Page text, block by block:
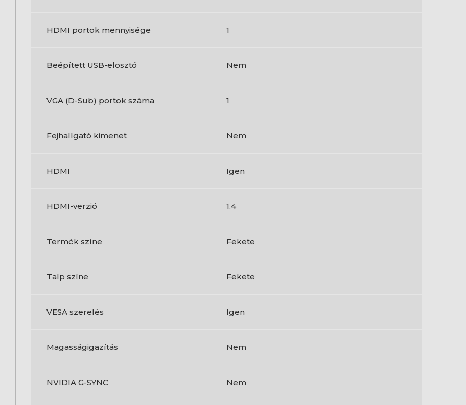
HDMI portok mennyisége 1
Beépített USB-elosztó Nem
VGA (D-Sub) portok száma 1
Fejhallgató kimenet Nem
HDMI Igen
HDMI-verzió 1.4
Termék színe Fekete
Talp színe Fekete
VESA szerelés Igen
Magasságigazítás Nem
NVIDIA G-SYNC Nem